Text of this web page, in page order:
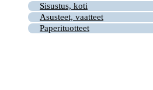
Sisustus, koti
Asusteet, vaatteet
Paperituotteet